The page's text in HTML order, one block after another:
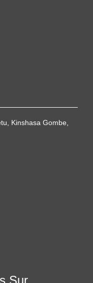
Kinshasa Gombe,
Sur